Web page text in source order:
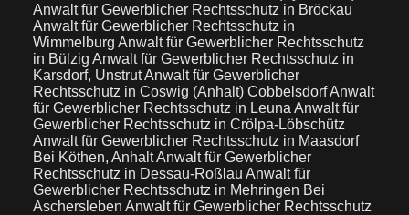
Anwalt für Gewerblicher Rechtsschutz in Bröckau
Anwalt für Gewerblicher Rechtsschutz in
Wimmelburg Anwalt für Gewerblicher Rechtsschutz
in Bülzig Anwalt für Gewerblicher Rechtsschutz in
Karsdorf, UnstrutAnwalt für Gewerblicher
Rechtsschutz in Coswig (Anhalt) CobbelsdorfAnwalt
für Gewerblicher Rechtsschutz in Leuna Anwalt für
Gewerblicher Rechtsschutz in Crölpa-Löbschütz
Anwalt für Gewerblicher Rechtsschutz in Maasdorf
Bei Köthen, AnhaltAnwalt für Gewerblicher
Rechtsschutz in Dessau-Roßlau Anwalt für
Gewerblicher Rechtsschutz in Mehringen Bei
Aschersleben Anwalt für Gewerblicher Rechtsschutz